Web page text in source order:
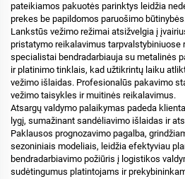
pateikiamos pakuotės parinktys leidžia
prekes be papildomos paruošimo
Lankstūs vežimo režimai atsižvelgia į
pristatymo reikalavimus tarpvalstybiniuose
specialistai bendradarbiauja su metalinės
ir platinimo tinklais, kad užtikrintų laiku
vežimo išlaidas. Profesionalūs pakavimo
vežimo taisykles ir muitinės reikalavimus.
Atsargų valdymo palaikymas padeda
lygį, sumažinant sandėliavimo išlaidas ir
Paklausos prognozavimo pagalba,
sezoniniais modeliais, leidžia efektyviau
bendradarbiavimo požiūris į logistikos
sudėtingumus platintojams ir